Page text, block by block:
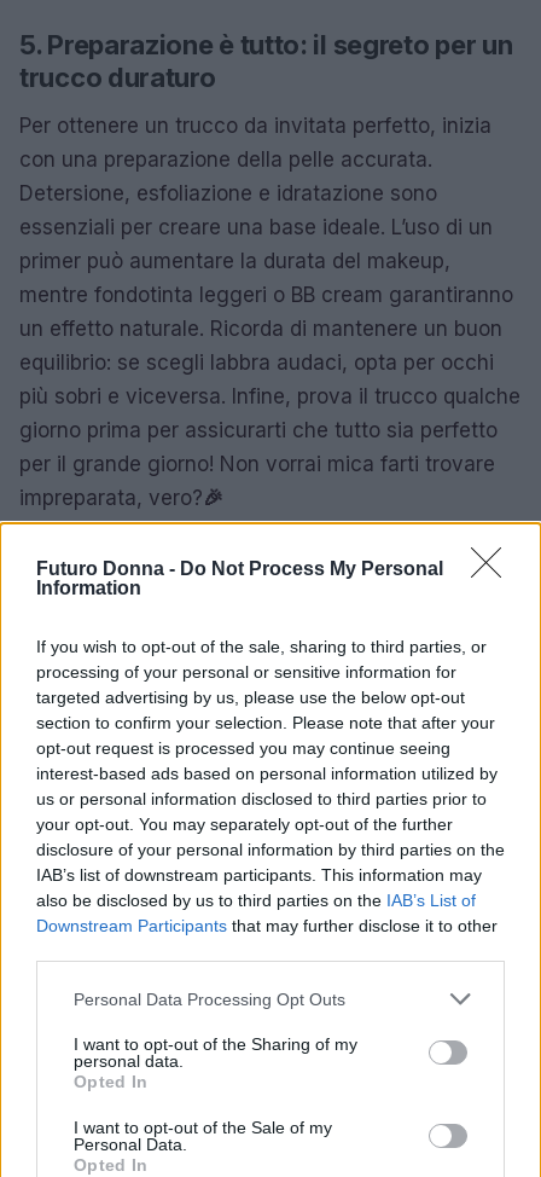
Futuro Donna - Do Not Process My Personal
Information
If you wish to opt-out of the sale, sharing to third parties, or
processing of your personal or sensitive information for
targeted advertising by us, please use the below opt-out
section to confirm your selection. Please note that after your
opt-out request is processed you may continue seeing
interest-based ads based on personal information utilized by
us or personal information disclosed to third parties prior to
your opt-out. You may separately opt-out of the further
disclosure of your personal information by third parties on the
IAB’s list of downstream participants. This information may
also be disclosed by us to third parties on the IAB’s List of
Downstream Participants that may further disclose it to other
Please note that this website/app uses one or more Google
not limited to your visit or usage behaviour. You may click to
grant or deny consent to Google and its third-party tags to
use your data for below specified purposes in below Google
consent section.
Personal Data Processing Opt Outs
I want to opt-out of the Sharing of my
personal data.
Opted In
I want to opt-out of the Sale of my
Personal Data.
Opted In
5. Preparazione è tutto: il segreto per un
trucco duraturo
Per ottenere un trucco da invitata perfetto, inizia
con una preparazione della pelle accurata.
Detersione, esfoliazione e idratazione sono
essenziali per creare una base ideale. L’uso di un
primer può aumentare la durata del makeup,
mentre fondotinta leggeri o BB cream garantiranno
un effetto naturale. Ricorda di mantenere un buon
equilibrio: se scegli labbra audaci, opta per occhi
più sobri e viceversa. Infine, prova il trucco qualche
giorno prima per assicurarti che tutto sia perfetto
per il grande giorno! Non vorrai mica farti trovare
impreparata, vero?🎉
AUTORE